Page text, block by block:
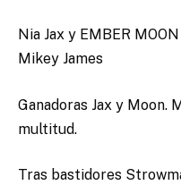
Nia Jax y EMBER
Mikey James
Ganadoras Jax y Moon.
multitud.
Tras bastidores